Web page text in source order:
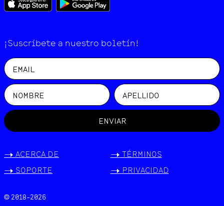
¡Suscríbete a nuestro boletín!
ENVIAR
-> ACERCA DE
-> SOPORTE
-> TÉRMINOS
-> PRIVACIDAD
© 2018-2026